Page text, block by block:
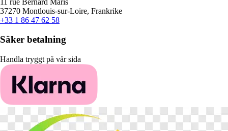
37270 Montlouis-sur-Loire, Frankrike
+33 1 86 47 62 58
Säker betalning
Handla tryggt på vår sida